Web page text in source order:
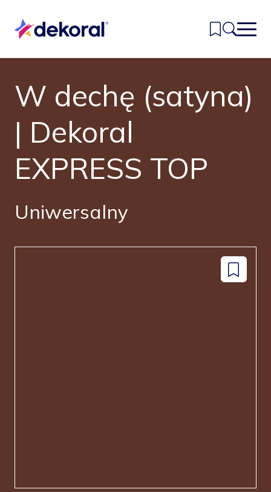
głównej
treści
Inspiracje
Kolory
Produkty
Znajdź sklep
Kontakt
W dechę (satyna)
| Dekoral
EXPRESS TOP
Uniwersalny
Dodaj
do